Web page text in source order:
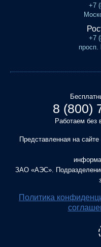
+7
+7
просп.
8 (800)
Работаем без
Представленная на
ЗАО «АЭС».
Политика